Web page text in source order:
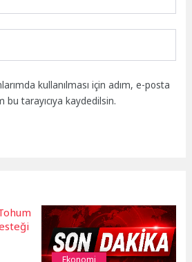
kullanılması için adım, e-posta
tarayıcıya kaydedilsin.